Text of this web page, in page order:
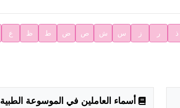
ذ ر ز س ش ص ض ط ظ ع
أسماء العاملين في الموسوعة